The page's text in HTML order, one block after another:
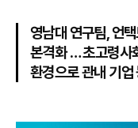
영남대 연구팀, 언
본격화 … 초고령사
환경으로 관내 기